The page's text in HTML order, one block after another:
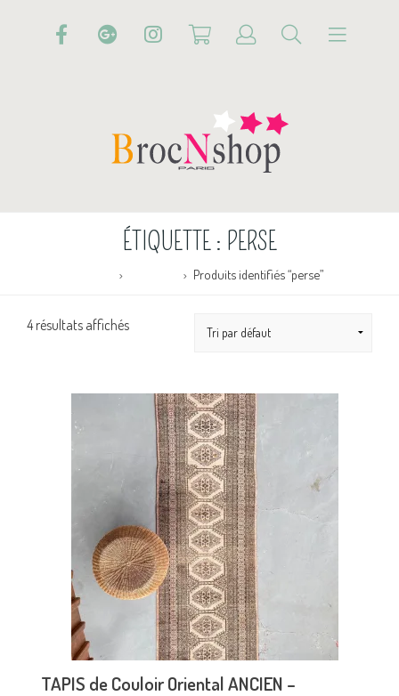
ÉTIQUETTE : PERSE
Produits identifiés “perse”
4 résultats affichés
TAPIS de Couloir Oriental ANCIEN –